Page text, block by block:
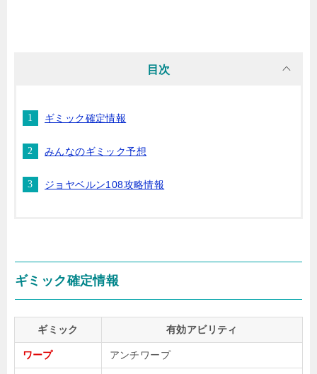
目次
ギミック確定情報
みんなのギミック予想
ジョヤベルン108攻略情報
ギミック確定情報
ギミック 有効アビリティ
ワープ アンチワープ